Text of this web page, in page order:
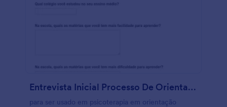
Entrevista Inicial Processo De Orientação Profissional
para ser usado em psicoterapia em orientação